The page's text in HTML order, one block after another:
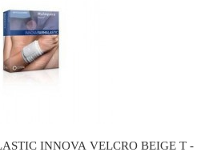
INNOVA VELCRO BEIGE T -